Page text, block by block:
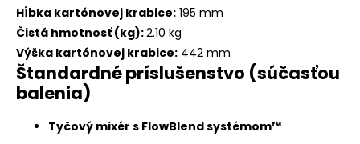
Hĺbka kartónovej krabice: 195 mm
Čistá hmotnosť (kg):2.10 kg
Výška kartónovej krabice: 442 mm
Štandardné príslušenstvo (súčasťou
balenia)
Tyčový mixér s FlowBlend systémom™